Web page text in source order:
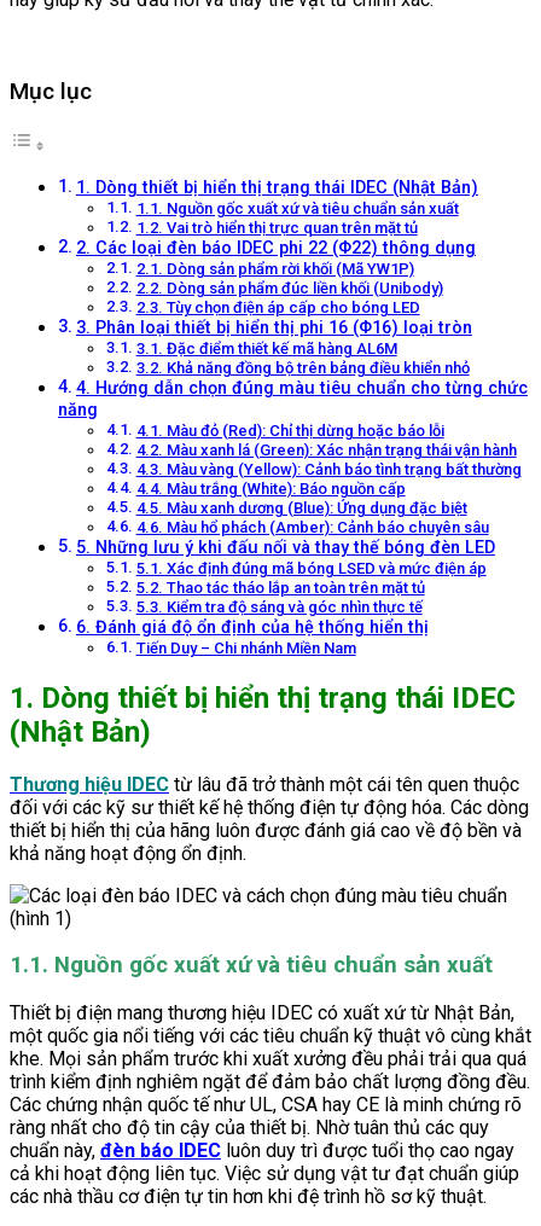
Mục lục
1. Dòng thiết bị hiển thị trạng thái IDEC (Nhật Bản)
1.1. Nguồn gốc xuất xứ và tiêu chuẩn sản xuất
1.2. Vai trò hiển thị trực quan trên mặt tủ
2. Các loại đèn báo IDEC phi 22 (Φ22) thông dụng
2.1. Dòng sản phẩm rời khối (Mã YW1P)
2.2. Dòng sản phẩm đúc liền khối (Unibody)
2.3. Tùy chọn điện áp cấp cho bóng LED
3. Phân loại thiết bị hiển thị phi 16 (Φ16) loại tròn
3.1. Đặc điểm thiết kế mã hàng AL6M
3.2. Khả năng đồng bộ trên bảng điều khiển nhỏ
4. Hướng dẫn chọn đúng màu tiêu chuẩn cho từng chức
năng
4.1. Màu đỏ (Red): Chỉ thị dừng hoặc báo lỗi
4.2. Màu xanh lá (Green): Xác nhận trạng thái vận hành
4.3. Màu vàng (Yellow): Cảnh báo tình trạng bất thường
4.4. Màu trắng (White): Báo nguồn cấp
4.5. Màu xanh dương (Blue): Ứng dụng đặc biệt
4.6. Màu hổ phách (Amber): Cảnh báo chuyên sâu
5. Những lưu ý khi đấu nối và thay thế bóng đèn LED
5.1. Xác định đúng mã bóng LSED và mức điện áp
5.2. Thao tác tháo lắp an toàn trên mặt tủ
5.3. Kiểm tra độ sáng và góc nhìn thực tế
6. Đánh giá độ ổn định của hệ thống hiển thị
Tiến Duy – Chi nhánh Miền Nam
1. Dòng thiết bị hiển thị trạng thái IDEC
(Nhật Bản)
Thương hiệu IDEC từ lâu đã trở thành một cái tên quen thuộc
đối với các kỹ sư thiết kế hệ thống điện tự động hóa. Các dòng
thiết bị hiển thị của hãng luôn được đánh giá cao về độ bền và
khả năng hoạt động ổn định.
1.1. Nguồn gốc xuất xứ và tiêu chuẩn sản xuất
Thiết bị điện mang thương hiệu IDEC có xuất xứ từ Nhật Bản,
một quốc gia nổi tiếng với các tiêu chuẩn kỹ thuật vô cùng khắt
khe. Mọi sản phẩm trước khi xuất xưởng đều phải trải qua quá
trình kiểm định nghiêm ngặt để đảm bảo chất lượng đồng đều.
Các chứng nhận quốc tế như UL, CSA hay CE là minh chứng rõ
ràng nhất cho độ tin cậy của thiết bị. Nhờ tuân thủ các quy
chuẩn này, đèn báo IDEC luôn duy trì được tuổi thọ cao ngay
cả khi hoạt động liên tục. Việc sử dụng vật tư đạt chuẩn giúp
các nhà thầu cơ điện tự tin hơn khi đệ trình hồ sơ kỹ thuật.